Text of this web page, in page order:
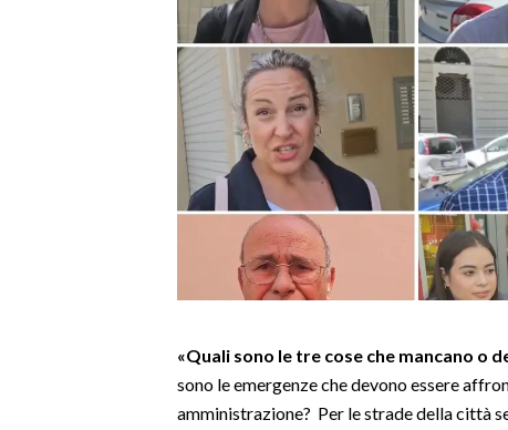
RISULTATI E CLASSIFICHE
«Quali sono le tre cose che mancano o
sono le emergenze che devono essere
amministrazione? Per le strade della città